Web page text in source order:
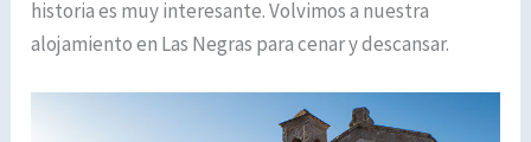
historia es muy interesante. Volvimos a nuestra
alojamiento en Las Negras para cenar y descansar.